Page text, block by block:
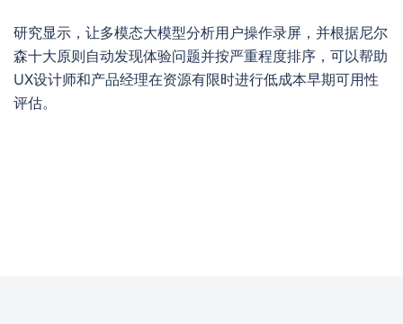
研究显示，让多模态大模型分析用户操作录屏，并根据尼尔
森十大原则自动发现体验问题并按严重程度排序，可以帮助
UX设计师和产品经理在资源有限时进行低成本早期可用性
评估。